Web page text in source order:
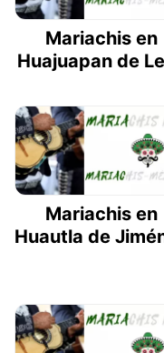
Mariachis en
Huajuapan de
Mariachis en
Huautla de